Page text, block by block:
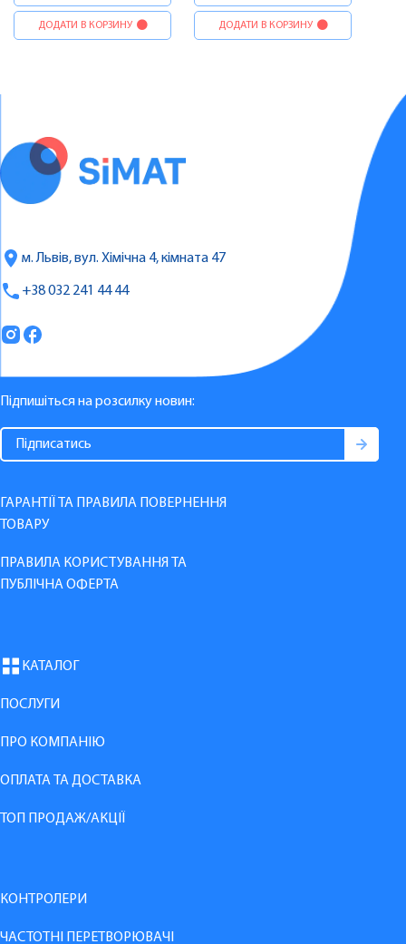
ДОДАТИ В КОРЗИНУ ДОДАТИ В КОРЗИНУ
м. Львів, вул. Хімічна 4, кімната 47
+38 032 241 44 44
Підпишіться на розсилку новин:
ГАРАНТІЇ ТА ПРАВИЛА ПОВЕРНЕННЯ
ТОВАРУ
ПРАВИЛА КОРИСТУВАННЯ ТА
ПУБЛІЧНА ОФЕРТА
КАТАЛОГ
ПОСЛУГИ
ПРО КОМПАНІЮ
ОПЛАТА ТА ДОСТАВКА
ТОП ПРОДАЖ/АКЦІЇ
КОНТРОЛЕРИ
ЧАСТОТНІ ПЕРЕТВОРЮВАЧІ